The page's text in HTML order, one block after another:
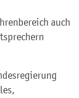
auch